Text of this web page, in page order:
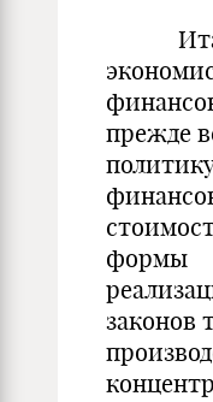
прежде
формы
законов